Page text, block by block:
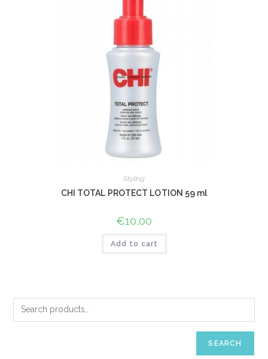
Styling
CHI TOTAL PROTECT LOTION 59 ml
€10,00
Add to cart
SEARCH